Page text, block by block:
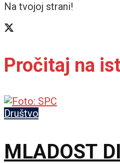
Na tvojoj strani!
Pročitaj na
Društvo
MLADOST